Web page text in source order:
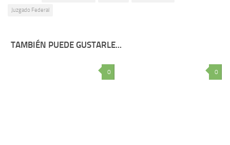
Juzgado Federal
TAMBIÉN PUEDE GUSTARLE...
0 0